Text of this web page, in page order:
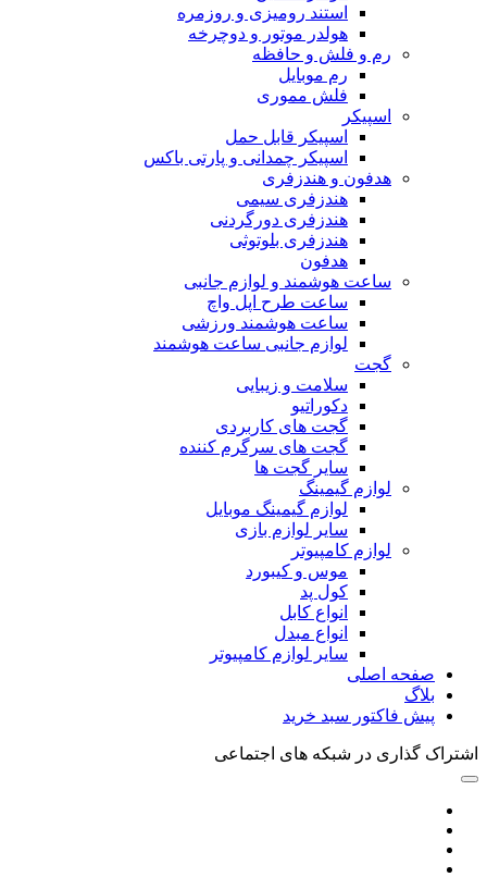
استند رومیزی و روزمره
هولدر موتور و دوچرخه
رم و فلش و حافظه
رم موبایل
فلش مموری
اسپیکر
اسپیکر قابل حمل
اسپیکر چمدانی و پارتی باکس
هدفون و هندزفری
هندزفری سیمی
هندزفری دورگردنی
هندزفری بلوتوثی
هدفون
ساعت هوشمند و لوازم جانبی
ساعت طرح اپل واچ
ساعت هوشمند ورزشی
لوازم جانبی ساعت هوشمند
گجت
سلامت و زیبایی
دکوراتیو
گجت های کاربردی
گجت های سرگرم کننده
سایر گجت ها
لوازم گیمینگ
لوازم گیمینگ موبایل
سایر لوازم بازی
لوازم کامپیوتر
موس و کیبورد
کول پد
انواع کابل
انواع مبدل
سایر لوازم کامپیوتر
صفحه اصلی
بلاگ
پیش فاکتور سبد خرید
اشتراک گذاری در شبکه های اجتماعی